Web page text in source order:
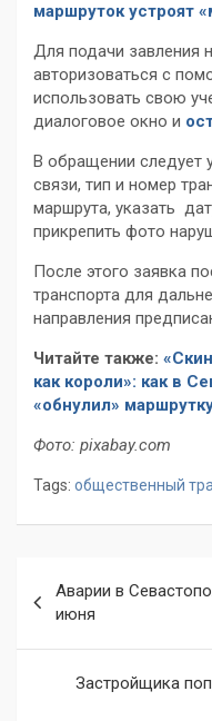
маршруток устроят
Для подачи завления
авторизоваться с
использовать свою
диалоговое окно и
В обращении следует
связи, тип и номер
маршрута, указать
прикрепить фото
После этого заявка
транспорта для
направления
Читайте также:
как короли»: как в
«обнулил»
Фото: pixabay.com
Tags: общественный
по
записям
Аварии в
июня
Застройщика